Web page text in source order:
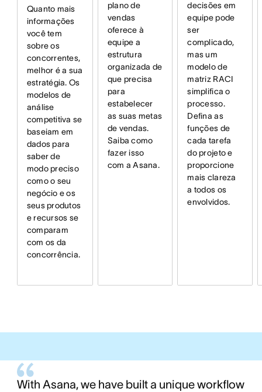
Quanto mais
informações
você tem
sobre os
concorrentes,
melhor é a sua
estratégia. Os
modelos de
análise
competitiva se
baseiam em
dados para
saber de
modo preciso
como o seu
negócio e os
seus produtos
e recursos se
comparam
com os da
concorrência.
plano de
vendas
oferece à
equipe a
estrutura
organizada de
que precisa
para
estabelecer
as suas metas
de vendas.
Saiba como
fazer isso
com a Asana.
decisões em
equipe pode
ser
complicado,
mas um
modelo de
matriz RACI
simplifica o
processo.
Defina as
funções de
cada tarefa
do projeto e
proporcione
mais clareza
a todos os
envolvidos.
With Asana, we have built a unique workflow